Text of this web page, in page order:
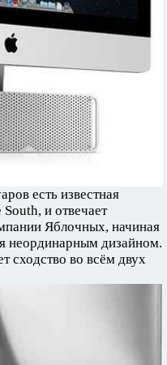
есть известная
и отвечает
Яблочных, начиная
неординарным дизайном.
сходство во всём двух